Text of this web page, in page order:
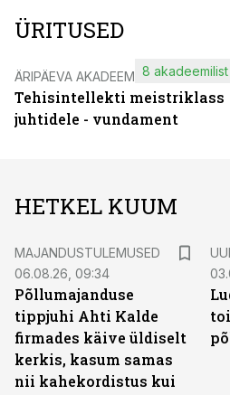
ÜRITUSED
ÄRIPÄEVA AKADEEMIA
Tehisintellekti meistriklass
juhtidele - vundament
8
HETKEL KUUM
MAJANDUSTULEMUSED
06.08.26, 09:34
Põllumajanduse
tippjuhi Ahti Kalde
firmades käive üldiselt
kerkis, kasum samas
nii kahekordistus kui